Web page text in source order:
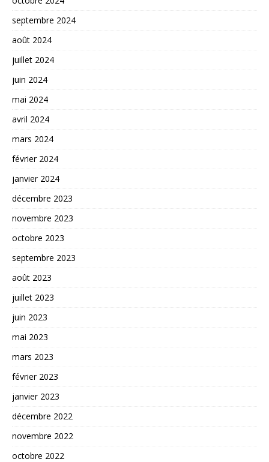
septembre 2024
août 2024
juillet 2024
juin 2024
mai 2024
avril 2024
mars 2024
février 2024
janvier 2024
décembre 2023
novembre 2023
octobre 2023
septembre 2023
août 2023
juillet 2023
juin 2023
mai 2023
mars 2023
février 2023
janvier 2023
décembre 2022
novembre 2022
octobre 2022